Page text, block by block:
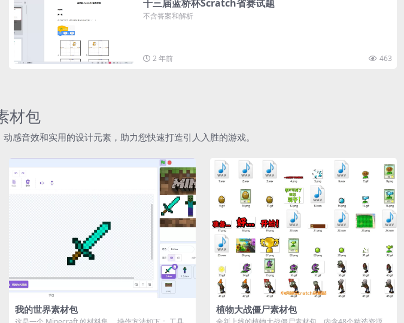
十三届蓝桥杯Scratch省赛试题
不含答案和解析
2 年前 463
材包
感音效和实用的设计元素，助力您快速打造引人入胜的游戏。
我的世界素材包 植物大战僵尸素材包